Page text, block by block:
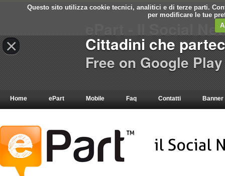
Questo sito utilizza cookie tecnici, analitici e di terze parti.
per modificare le tue
Home ePart Mobile Faq Contatti Banner
×
ePart - Il Social
Cittadini che
Free on Google Play